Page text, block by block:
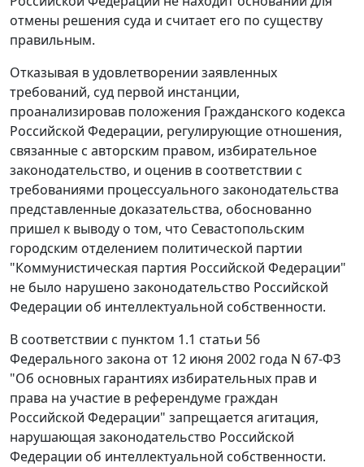
отмены решения суда и считает его по существу
правильным.
Отказывая в удовлетворении заявленных
требований, суд первой инстанции,
проанализировав положения Гражданского кодекса
Российской Федерации, регулирующие отношения,
связанные с авторским правом, избирательное
законодательство, и оценив в соответствии с
требованиями процессуального законодательства
представленные доказательства, обоснованно
пришел к выводу о том, что Севастопольским
городским отделением политической партии
"Коммунистическая партия Российской Федерации"
не было нарушено законодательство Российской
Федерации об интеллектуальной собственности.
В соответствии с пунктом 1.1 статьи 56
Федерального закона от 12 июня 2002 года N 67-ФЗ
"Об основных гарантиях избирательных прав и
права на участие в референдуме граждан
Российской Федерации" запрещается агитация,
нарушающая законодательство Российской
Федерации об интеллектуальной собственности.